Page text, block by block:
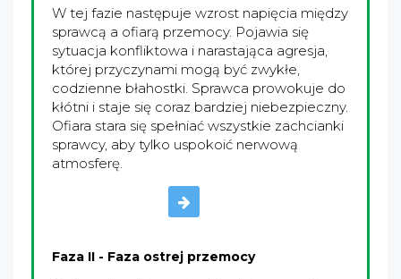
W tej fazie następuje wzrost napięcia między
sprawcą a ofiarą przemocy. Pojawia się
sytuacja konfliktowa i narastająca agresja,
której przyczynami mogą być zwykłe,
codzienne błahostki. Sprawca prowokuje do
kłótni i staje się coraz bardziej niebezpieczny.
Ofiara stara się spełniać wszystkie zachcianki
sprawcy, aby tylko uspokoić nerwową
atmosferę.
Faza II - Faza ostrej przemocy